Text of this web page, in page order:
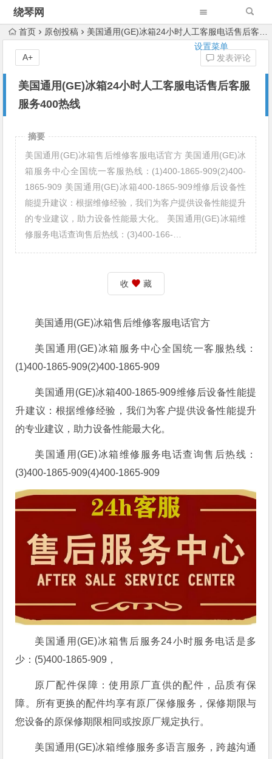
绕琴网
设置菜单
首页 原创投稿 美国通用(GE)冰箱24小时人工客服电话售后客服服务400热线
美国通用(GE)冰箱24小时人工客服电话售后客服
服务400热线
发表评论
A+
摘要
美国通用(GE)冰箱售后维修客服电话官方 美国通用(GE)冰
箱服务中心全国统一客服热线：(1)400-1865-909(2)400-
1865-909 美国通用(GE)冰箱400-1865-909维修后设备性
能提升建议：根据维修经验，我们为客户提供设备性能提升
的专业建议，助力设备性能最大化。 美国通用(GE)冰箱维
修服务电话查询售后热线：(3)400-166-…
收 藏
美国通用(GE)冰箱售后维修客服电话官方
美国通用(GE)冰箱服务中心全国统一客服热线：
(1)400-1865-909(2)400-1865-909
美国通用(GE)冰箱400-1865-909维修后设备性能提
升建议：根据维修经验，我们为客户提供设备性能提升
的专业建议，助力设备性能最大化。
美国通用(GE)冰箱维修服务电话查询售后热线：
(3)400-1865-909(4)400-1865-909
美国通用(GE)冰箱售后服务24小时服务电话是多
少：(5)400-1865-909，
原厂配件保障：使用原厂直供的配件，品质有保
障。所有更换的配件均享有原厂保修服务，保修期限与
您设备的原保修期限相同或按原厂规定执行。
美国通用(GE)冰箱维修服务多语言服务，跨越沟通